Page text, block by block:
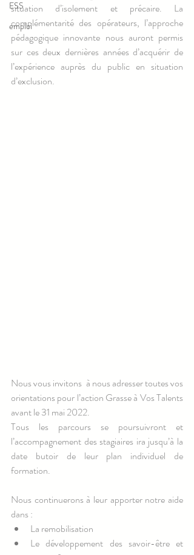
ESS
emploi
situation d’isolement et précaire. La
complémentarité des opérateurs, l’approche
pédagogique innovante nous auront permis
sur ces deux dernières années d’acquérir de
l’expérience auprès du public en situation
d’exclusion.
Nous vous invitons  à nous adresser toutes vos
orientations pour l’action Grasse à Vos Talents
avant le 31 mai 2022.
Tous les parcours se poursuivront et
l’accompagnement des stagiaires ira jusqu’à la
date butoir de leur plan individuel de
formation.
Nous continuerons à leur apporter notre aide
dans :
La remobilisation
Le développement des savoir-être et